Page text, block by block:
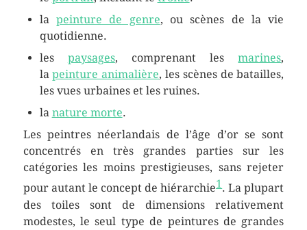
la peinture de genre, ou scènes de la vie
quotidienne.
les paysages, comprenant lesmarines,
lapeinture animalière, les scènes de batailles,
les vues urbaines et les ruines.
la nature morte.
Les peintres néerlandais de l’âge d’or se sont
concentrés en très grandes parties sur les
catégories les moins prestigieuses, sans rejeter
pour autant le concept de hiérarchie1. La plupart
des toiles sont de dimensions relativement
modestes, le seul type de peintures de grandes